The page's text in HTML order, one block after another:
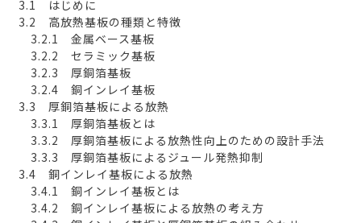
3.1 はじめに
3.2 高放熱基板の種類と特徴
3.2.1 金属ベース基板
3.2.2 セラミック基板
3.2.3 厚銅箔基板
3.2.4 銅インレイ基板
3.3 厚銅箔基板による放熱
3.3.1 厚銅箔基板とは
3.3.2 厚銅箔基板による放熱性向上のための設計手法
3.3.3 厚銅箔基板によるジュール発熱抑制
3.4 銅インレイ基板による放熱
3.4.1 銅インレイ基板とは
3.4.2 銅インレイ基板による放熱の考え方